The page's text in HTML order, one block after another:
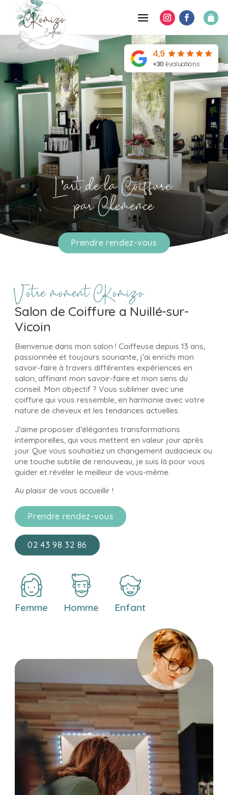
L’art de la Coiffure
par Clemence
4,9
+30 évaluations
Prendre rendez-vous
Votre moment CKomizo
Salon de Coiffure a Nuillé-sur-
Vicoin
Bienvenue dans mon salon ! Coiffeuse depuis 13 ans,
passionnée et toujours souriante, j’ai enrichi mon
savoir-faire à travers différentes expériences en
salon, affinant mon savoir-faire et mon sens du
conseil. Mon objectif ? Vous sublimer avec une
coiffure qui vous ressemble, en harmonie avec votre
nature de cheveux et les tendances actuelles.
J’aime proposer d’élégantes transformations
intemporelles, qui vous mettent en valeur jour après
jour. Que vous souhaitiez un changement audacieux ou
une touche subtile de renouveau, je suis là pour vous
guider et révéler le meilleur de vous-même.
Au plaisir de vous accueillir !
Prendre rendez-vous
02 43 98 32 86
Femme Homme Enfant
Lecteur